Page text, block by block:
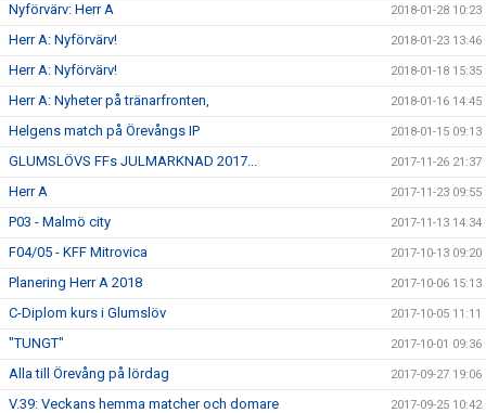
Nyförvärv: Herr A 2018-01-28 10:23
Herr A: Nyförvärv! 2018-01-23 13:46
Herr A: Nyförvärv! 2018-01-18 15:35
Herr A: Nyheter på tränarfronten, 2018-01-16 14:45
Helgens match på Örevångs IP 2018-01-15 09:13
GLUMSLÖVS FFs JULMARKNAD 2017... 2017-11-26 21:37
Herr A 2017-11-23 09:55
P03 - Malmö city 2017-11-13 14:34
F04/05 - KFF Mitrovica 2017-10-13 09:20
Planering Herr A 2018 2017-10-06 15:13
C-Diplom kurs i Glumslöv 2017-10-05 11:11
"TUNGT" 2017-10-01 09:36
Alla till Örevång på lördag 2017-09-27 19:06
V.39: Veckans hemma matcher och domare 2017-09-25 10:42